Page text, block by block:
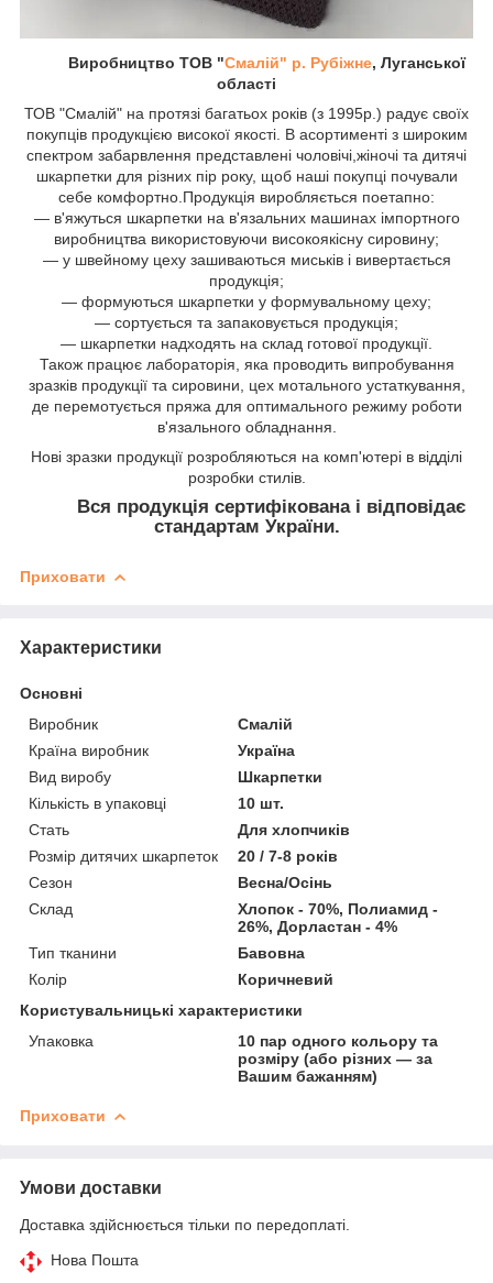
Виробництво ТОВ "Смалій" р. Рубіжне, Луганської
області
ТОВ "Смалій" на протязі багатьох років (з 1995р.) радує своїх
покупців продукцією високої якості. В асортименті з широким
спектром забарвлення представлені чоловічі,жіночі та дитячі
шкарпетки для різних пір року, щоб наші покупці почували
себе комфортно.Продукція виробляється поетапно:
― в'яжуться шкарпетки на в'язальних машинах імпортного
виробництва використовуючи високоякісну сировину;
― у швейному цеху зашиваються миськів і вивертається
продукція;
― формуються шкарпетки у формувальному цеху;
― сортується та запаковується продукція;
― шкарпетки надходять на склад готової продукції.
Також працює лабораторія, яка проводить випробування
зразків продукції та сировини, цех мотального устаткування,
де перемотується пряжа для оптимального режиму роботи
в'язального обладнання.
Нові зразки продукції розробляються на комп'ютері в відділі
розробки стилів.
Вся продукція сертифікована і відповідає
стандартам України.
Приховати
Характеристики
Основні
Виробник
Смалій
Країна виробник
Україна
Вид виробу
Шкарпетки
Кількість в упаковці
10 шт.
Стать
Для хлопчиків
Розмір дитячих шкарпеток
20 / 7-8 років
Сезон
Весна/Осінь
Склад
Хлопок - 70%, Полиамид -
26%, Дорластан - 4%
Тип тканини
Бавовна
Колір
Коричневий
Користувальницькі характеристики
Упаковка
10 пар одного кольору та
розміру (або різних — за
Вашим бажанням)
Приховати
Умови доставки
Доставка здійснюється тільки по передоплаті.
Нова Пошта